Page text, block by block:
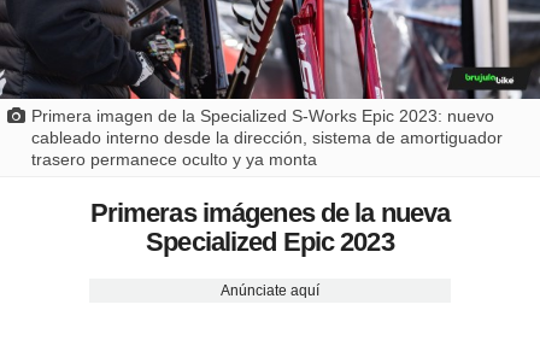
Primera imagen de la Specialized S-Works Epic 2023: nuevo
cableado interno desde la dirección, sistema de amortiguador
trasero permanece oculto y ya monta
Primeras imágenes de la nueva
Specialized Epic 2023
Anúnciate aquí